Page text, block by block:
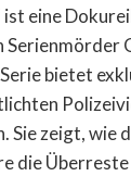
eine
bietet
Sie zeigt, wie
die